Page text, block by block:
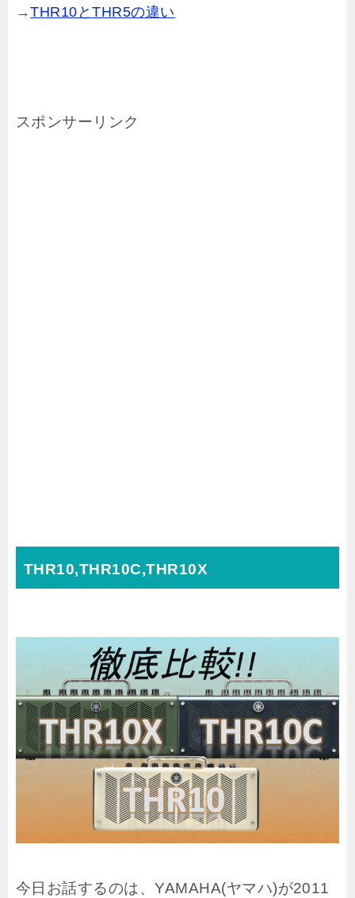
→THR10とTHR5の違い
スポンサーリンク
THR10,THR10C,THR10X
今日お話するのは、YAMAHA(ヤマハ)が2011